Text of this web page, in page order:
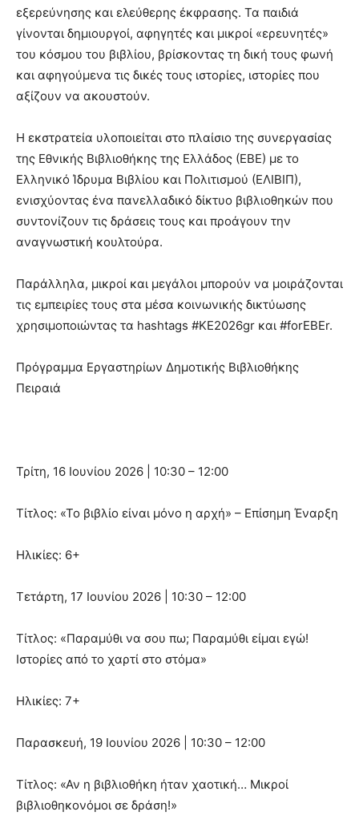
εξερεύνησης και ελεύθερης έκφρασης. Τα παιδιά
γίνονται δημιουργοί, αφηγητές και μικροί «ερευνητές»
του κόσμου του βιβλίου, βρίσκοντας τη δική τους φωνή
και αφηγούμενα τις δικές τους ιστορίες, ιστορίες που
αξίζουν να ακουστούν.
Η εκστρατεία υλοποιείται στο πλαίσιο της συνεργασίας
της Εθνικής Βιβλιοθήκης της Ελλάδος (ΕΒΕ) με το
Ελληνικό Ίδρυμα Βιβλίου και Πολιτισμού (ΕΛΙΒΙΠ),
ενισχύοντας ένα πανελλαδικό δίκτυο βιβλιοθηκών που
συντονίζουν τις δράσεις τους και προάγουν την
αναγνωστική κουλτούρα.
Παράλληλα, μικροί και μεγάλοι μπορούν να μοιράζονται
τις εμπειρίες τους στα μέσα κοινωνικής δικτύωσης
χρησιμοποιώντας τα hashtags #ΚΕ2026gr και #forEBEr.
Πρόγραμμα Εργαστηρίων Δημοτικής Βιβλιοθήκης
Πειραιά
Τρίτη, 16 Ιουνίου 2026 | 10:30 – 12:00
Τίτλος: «Το βιβλίο είναι μόνο η αρχή» – Επίσημη Έναρξη
Ηλικίες: 6+
Τετάρτη, 17 Ιουνίου 2026 | 10:30 – 12:00
Τίτλος: «Παραμύθι να σου πω; Παραμύθι είμαι εγώ!
Ιστορίες από το χαρτί στο στόμα»
Ηλικίες: 7+
Παρασκευή, 19 Ιουνίου 2026 | 10:30 – 12:00
Τίτλος: «Αν η βιβλιοθήκη ήταν χαοτική… Μικροί
βιβλιοθηκονόμοι σε δράση!»